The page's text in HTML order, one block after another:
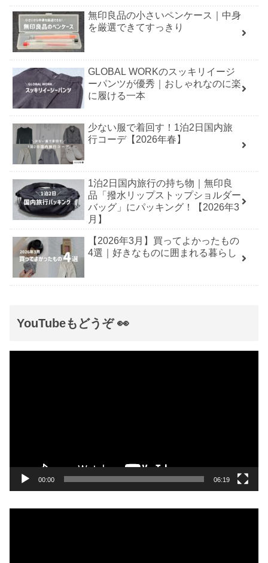
無印良品の小さいペンケース｜中身
を厳選できてすっきり
GLOBAL WORKのスッキリイージ
ーパンツが優秀｜おしゃれなのに楽
に履ける一本
少ない服で着回す！1泊2日国内旅
行コーデ【2026年春】
1泊2日国内旅行の持ち物｜無印良
品「撥水リップストップショルダー
バッグ」にパッキング！【2026年3
月】
【2026年3月】買ってよかったもの
4選｜好きなものに囲まれる暮らし
YouTubeもどうぞ 👀
00:00 06:19